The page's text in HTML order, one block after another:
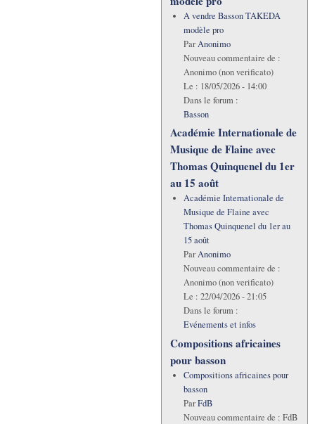
A vendre Basson TAKEDA
modèle pro
ParAnonimo
Nouveau commentaire de :
Anonimo (non verificato)
Le : 18/05/2026 - 14:00
Dans le forum :
Basson
Académie Internationale de
Musique de Flaine avec
Thomas Quinquenel du 1er
au 15 août
Académie Internationale de
Musique de Flaine avec
Thomas Quinquenel du 1er au
15 août
ParAnonimo
Nouveau commentaire de :
Anonimo (non verificato)
Le : 22/04/2026 - 21:05
Dans le forum :
Evénements et infos
Compositions africaines
pour basson
Compositions africaines pour
basson
ParFdB
Nouveau commentaire de : FdB